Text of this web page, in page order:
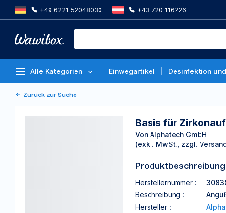
+49 6221 52048030 +43 720 116226
Alle Kategorien Einwegartikel Desinfektion
Von Alphatech GmbH
Zurück zur Suche
Basis für
Von Alphatech GmbH
(exkl. MwSt., zzgl.
Produktbeschreibung
Herstellernummer :
Beschreibung :
Hersteller :